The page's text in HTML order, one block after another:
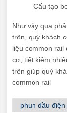
Cấu tạo
Như vậy qua
trên, quý khách
liệu common rail
cơ, tiết kiệm
trên giúp quý
common rail
phun dầu